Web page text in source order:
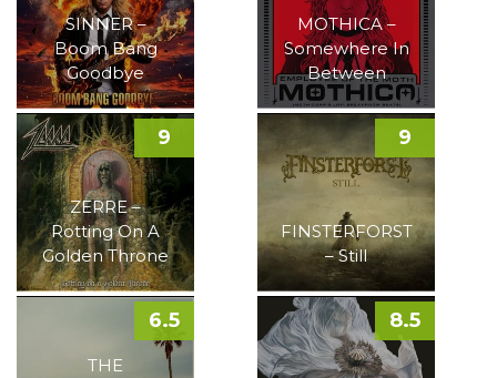
SINNER –
Boom Bang
Goodbye
MOTHICA –
Somewhere In
Between
ZERRE –
Rotting On A
Golden Throne
9
FINSTERFORST
– Still
9
THE
6.5 8.5